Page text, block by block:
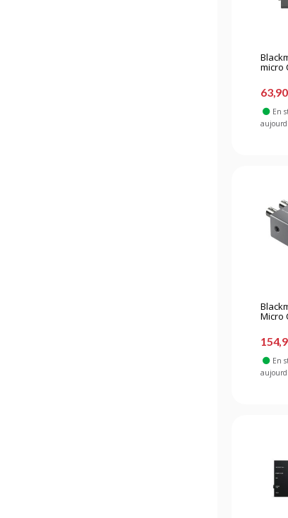
micro
En
Micro
En